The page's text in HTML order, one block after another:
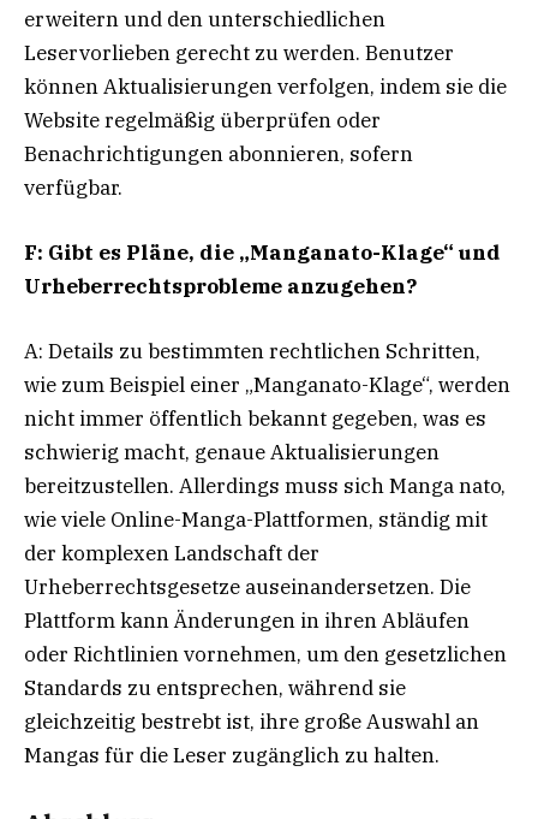
erweitern und den unterschiedlichen
Leservorlieben gerecht zu werden. Benutzer
können Aktualisierungen verfolgen, indem sie die
Website regelmäßig überprüfen oder
Benachrichtigungen abonnieren, sofern
verfügbar.
F: Gibt es Pläne, die „Manganato-Klage“ und
Urheberrechtsprobleme anzugehen?
A: Details zu bestimmten rechtlichen Schritten,
wie zum Beispiel einer „Manganato-Klage“, werden
nicht immer öffentlich bekannt gegeben, was es
schwierig macht, genaue Aktualisierungen
bereitzustellen. Allerdings muss sich Manga nato,
wie viele Online-Manga-Plattformen, ständig mit
der komplexen Landschaft der
Urheberrechtsgesetze auseinandersetzen. Die
Plattform kann Änderungen in ihren Abläufen
oder Richtlinien vornehmen, um den gesetzlichen
Standards zu entsprechen, während sie
gleichzeitig bestrebt ist, ihre große Auswahl an
Mangas für die Leser zugänglich zu halten.